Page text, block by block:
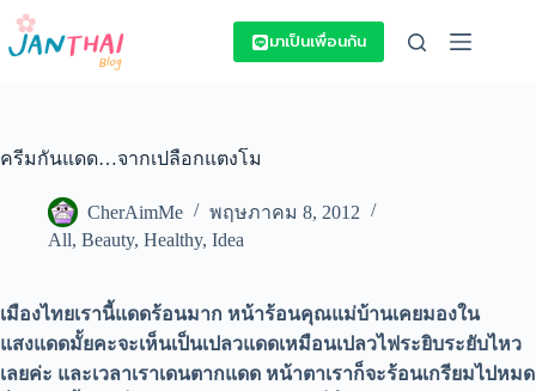
Skip
content
มาเป็นเพื่อนกัน
ครีมกันแดด…จากเปลือกแตงโม
CherAimMe
พฤษภาคม 8, 2012
All, Beauty, Healthy, Idea
เมืองไทยเรานี้แดดร้อนมาก หน้าร้อนคุณแม่บ้านเคยมองใน
แสงแดดมั้ยคะจะเห็นเป็นเปลวแดดเหมือนเปลวไฟระยิบระยับไหว
เลยค่ะ และเวลาเราเดนตากแดด หน้าตาเราก็จะร้อนเกรียมไปหมด